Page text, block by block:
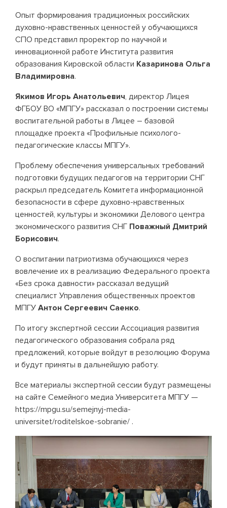
Опыт формирования традиционных российских
духовно-нравственных ценностей у обучающихся
СПО представил проректор по научной и
инновационной работе Института развития
образования Кировской области Казаринова Ольга
Владимировна.
Якимов Игорь Анатольевич, директор Лицея
ФГБОУ ВО «МПГУ» рассказал о построении системы
воспитательной работы в Лицее – базовой
площадке проекта «Профильные психолого-
педагогические классы МПГУ».
Проблему обеспечения универсальных требований
подготовки будущих педагогов на территории СНГ
раскрыл председатель Комитета информационной
безопасности в сфере духовно-нравственных
ценностей, культуры и экономики Делового центра
экономического развития СНГ Поважный Дмитрий
Борисович.
О воспитании патриотизма обучающихся через
вовлечение их в реализацию Федерального проекта
«Без срока давности» рассказал ведущий
специалист Управления общественных проектов
МПГУ Антон Сергеевич Саенко.
По итогу экспертной сессии Ассоциация развития
педагогического образования собрала ряд
предложений, которые войдут в резолюцию Форума
и будут приняты в дальнейшую работу.
Все материалы экспертной сессии будут размещены
на сайте Семейного медиа Университета МПГУ —
https://mpgu.su/semejnyj-media-
universitet/roditelskoe-sobranie/ .